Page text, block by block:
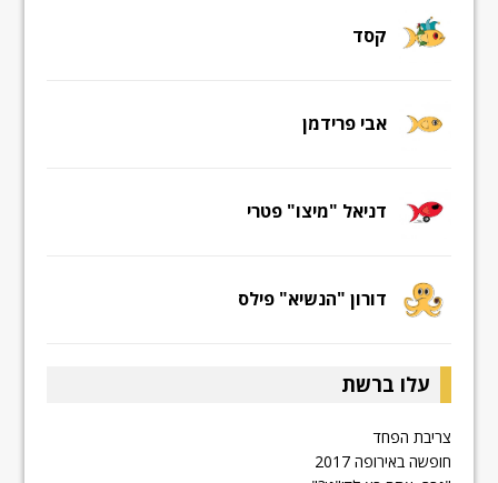
קסד
אבי פרידמן
דניאל "מיצו" פטרי
דורון "הנשיא" פילס
עלו ברשת
צריבת הפחד
חופשה באירופה 2017